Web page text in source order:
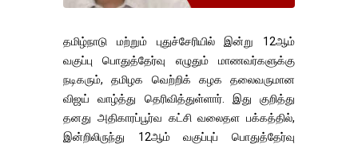
தமிழ்நாடு மற்றும் புதுச்சேரியில் இன்று 12ஆம்
வகுப்பு பொதுத்தேர்வு எழுதும் மாணவர்களுக்கு
நடிகரும், தமிழக வெற்றிக் கழக தலைவருமான
விஜய் வாழ்த்து தெரிவித்துள்ளார். இது குறித்து
தனது அதிகாரப்பூர்வ கட்சி வலைதள பக்கத்தில்,
இன்றிலிருந்து 12ஆம் வகுப்புப் பொதுத்தேர்வு